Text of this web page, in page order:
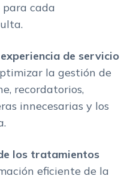
cada
de servicio
la gestión de
recordatorios,
innecesarias y los
los tratamientos
eficiente de la